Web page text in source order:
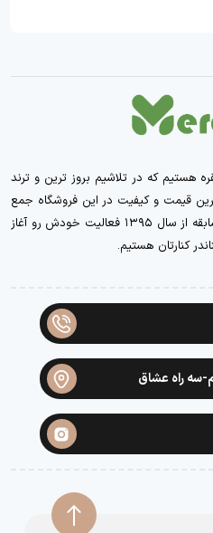
هستیم که در تلاشیم بروز ترین و ترند
قیمت و کیفیت در این فروشگاه جمع
آوری کنیم. گالری مرداکس با ۸ سال سابقه از سال ۱۳۹۵ فعالیت خودش رو آغاز
کنارتان هستیم.
سه راه عشاق